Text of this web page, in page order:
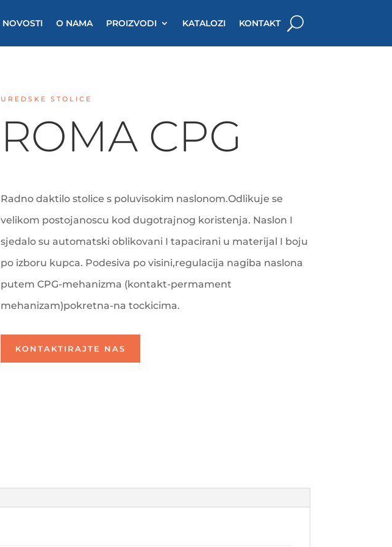
NOVOSTI O NAMA PROIZVODI KATALOZI KONTAKT
UREDSKE STOLICE
ROMA CPG
Radno daktilo stolice s poluvisokim naslonom.Odlikuje se
velikom postojanoscu kod dugotrajnog koristenja. Naslon I
sjedalo su automatski oblikovani I tapacirani u materijal I boju
po izboru kupca. Podesiva po visini,regulacija nagiba naslona
putem CPG-mehanizma (kontakt-permament
mehanizam)pokretna-na tockicima.
KONTAKTIRAJTE NAS